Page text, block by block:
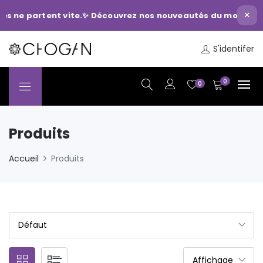
vite.✨ Découvrez nos nouveautés du moment et×
S'identifer
0 0
Produits
Accueil Produits